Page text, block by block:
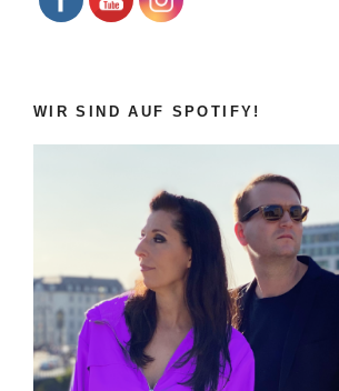
WIR SIND AUF SPOTIFY!